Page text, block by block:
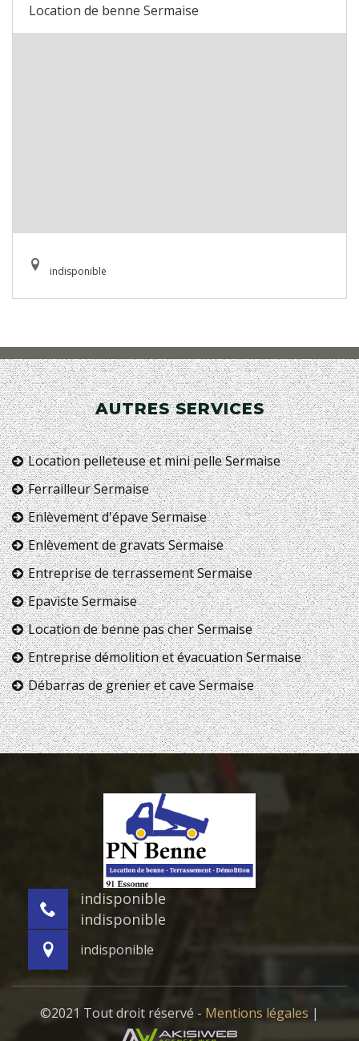
Location de benne Sermaise
indisponible
AUTRES SERVICES
Location pelleteuse et mini pelle Sermaise
Ferrailleur Sermaise
Enlèvement d'épave Sermaise
Enlèvement de gravats Sermaise
Entreprise de terrassement Sermaise
Epaviste Sermaise
Location de benne pas cher Sermaise
Entreprise démolition et évacuation Sermaise
Débarras de grenier et cave Sermaise
indisponible
indisponible
indisponible
©2021 Tout droit réservé - Mentions légales |